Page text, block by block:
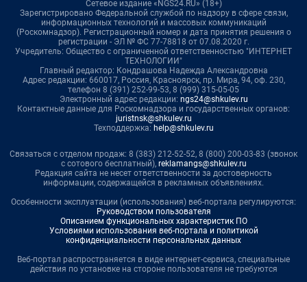
Сетевое издание «NGS24.RU» (18+)
Зарегистрировано Федеральной службой по надзору в сфере связи,
информационных технологий и массовых коммуникаций
(Роскомнадзор). Регистрационный номер и дата принятия решения о
регистрации - ЭЛ № ФС 77-78818 от 07.08.2020 г.
Учредитель: Общество с ограниченной ответственностью "ИНТЕРНЕТ
ТЕХНОЛОГИИ"
Главный редактор: Кондрашова Надежда Александровна
Адрес редакции: 660017, Россия, Красноярск, пр. Мира, 94, оф. 230,
телефон 8 (391) 252-99-53, 8 (999) 315-05-05
Электронный адрес редакции: ngs24@shkulev.ru
Контактные данные для Роскомнадзора и государственных органов:
juristnsk@shkulev.ru
Техподдержка: help@shkulev.ru
Связаться с отделом продаж: 8 (383) 212-52-52, 8 (800) 200-03-83 (звонок
с сотового бесплатный), reklamangs@shkulev.ru
Редакция сайта не несет ответственности за достоверность
информации, содержащейся в рекламных объявлениях.
Особенности эксплуатации (использования) веб-портала регулируются:
Руководством пользователя
Описанием функциональных характеристик ПО
Условиями использования веб-портала и политикой
конфиденциальности персональных данных
Веб-портал распространяется в виде интернет-сервиса, специальные
действия по установке на стороне пользователя не требуются